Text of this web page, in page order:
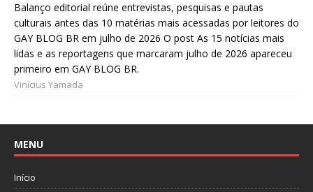
Balanço editorial reúne entrevistas, pesquisas e pautas
culturais antes das 10 matérias mais acessadas por leitores do
GAY BLOG BR em julho de 2026 O post As 15 notícias mais
lidas e as reportagens que marcaram julho de 2026 apareceu
primeiro em GAY BLOG BR.
Vinícius Yamada
MENU
Início